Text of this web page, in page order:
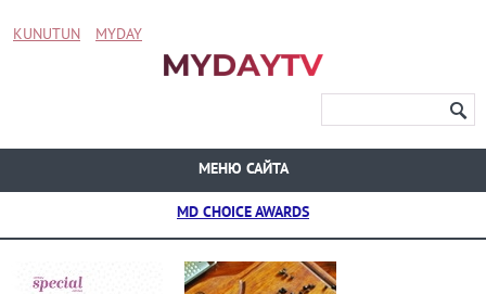
KUNUTUN MYDAY
МЕНЮ САЙТА
MD CHOICE AWARDS